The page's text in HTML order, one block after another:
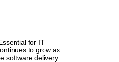
for IT
to grow as
software delivery.